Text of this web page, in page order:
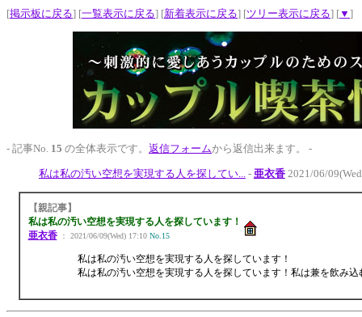
[掲示板に戻る] [一覧表示に戻る] [新着表示に戻る] [ツリー表示に戻る] [▼ ]
- 記事No. 15 の全体表示です。 返信フォームから返信出来ます。 -
私は私の汚い空想を実現する人を探してい... - 亜衣香 2021/06/
【親記事】
私は私の汚い空想を実現する人を探しています！
亜衣香： 2021/06/09(Wed) 17:10 No.15
私は私の汚い空想を実現する人を探しています！
私は私の汚い空想を実現する人を探しています！私は兼を飲み